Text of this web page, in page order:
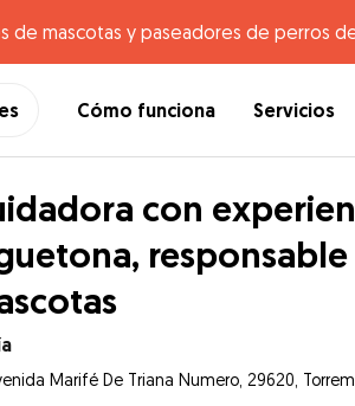
de mascotas y paseadores de perros
Cómo funciona Servicios
con
Marifé De Triana Numero, 29620,